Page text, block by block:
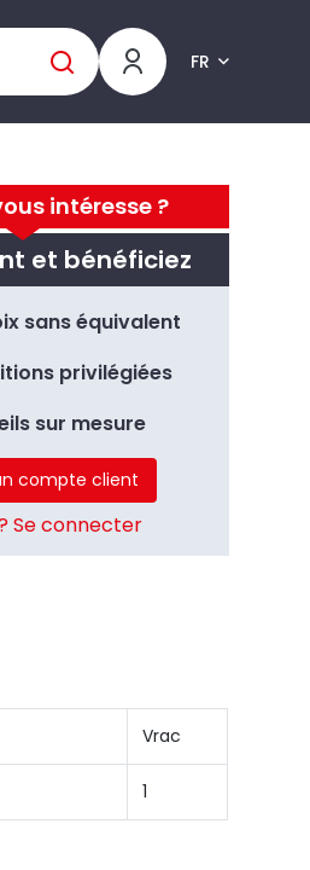
FR
intéresse ?
et bénéficiez
sans équivalent
privilégiées
sur mesure
compte client
Se connecter
Vrac
1